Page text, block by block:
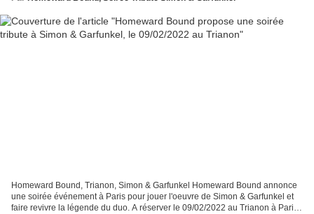
Homeward Bound, Trianon, Simon & Garfunkel Homeward Bound annonce
une soirée événement à Paris pour jouer l'oeuvre de Simon & Garfunkel et
faire revivre la légende du duo. A réserver le 09/02/2022 au Trianon à Paris.